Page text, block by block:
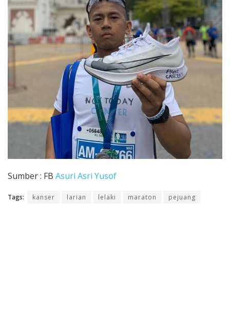
Sumber : FB Asuri Asri Yusof
Tags: kanser larian lelaki maraton pejuang